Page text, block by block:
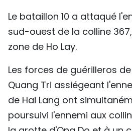
Le bataillon 10 a attaqué
sud-ouest de la colline
zone de Ho Lay.
Les forces de guérilleros
Quang Tri assiégeant
de Hai Lang ont
poursuivi l'ennemi aux